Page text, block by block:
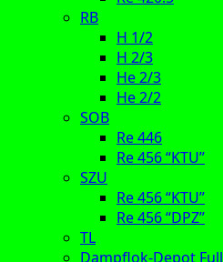
RB
H 1/2
H 2/3
He 2/3
He 2/2
SOB
Re 446
Re 456 “KTU”
SZU
Re 456 “KTU”
Re 456 “DPZ”
TL
Dampflok-Depot Full